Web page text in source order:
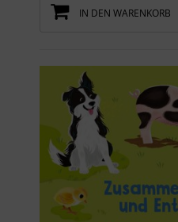
IN DEN WARENKORB